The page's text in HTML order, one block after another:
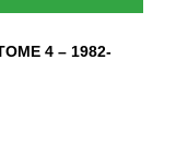
4 – 1982-